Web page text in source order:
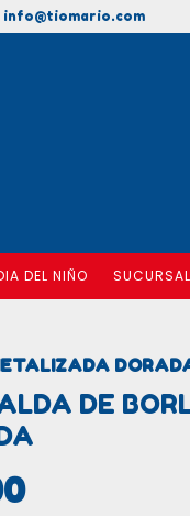
info@tiomario.com
DEL NIÑO SUCURSAL
DE